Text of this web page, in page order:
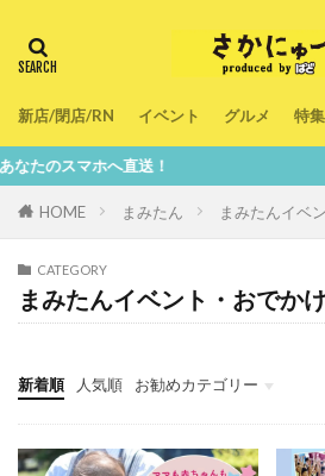
新店/閉店/RN イベント グルメ 特
ホへ直送！
HOME まみたん まみたんイベ
CATEGORY
まみたんイベント・おでかけ
新着順 人気順 お勧めカテゴリー
新店/閉店/RN